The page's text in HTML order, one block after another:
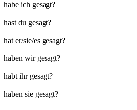
habe ich gesagt?
hast du gesagt?
hat er/sie/es gesagt?
haben wir gesagt?
habt ihr gesagt?
haben sie gesagt?